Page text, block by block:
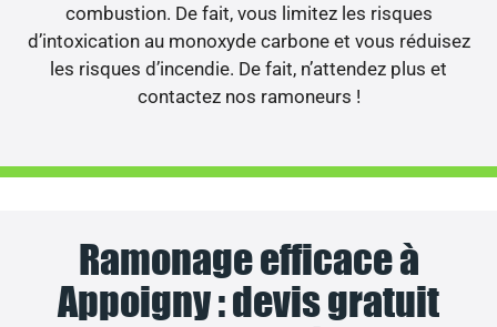
combustion. De fait, vous limitez les risques
d’intoxication au monoxyde carbone et vous réduisez
les risques d’incendie. De fait, n’attendez plus et
contactez nos ramoneurs !
Ramonage efficace à
Appoigny : devis gratuit